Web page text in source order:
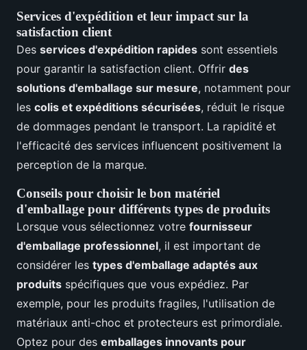
Services d'expédition et leur impact sur la
satisfaction client
Des services d'expédition rapides sont essentiels
pour garantir la satisfaction client. Offrir des
solutions d'emballage sur mesure, notamment pour
les colis et expéditions sécurisées, réduit le risque
de dommages pendant le transport. La rapidité et
l'efficacité des services influencent positivement la
perception de la marque.
Conseils pour choisir le bon matériel
d'emballage pour différents types de produits
Lorsque vous sélectionnez votre fournisseur
d'emballage professionnel, il est important de
considérer les types d'emballage adaptés aux
produits spécifiques que vous expédiez. Par
exemple, pour les produits fragiles, l'utilisation de
matériaux anti-choc et protecteurs est primordiale.
Optez pour des emballages innovants pour